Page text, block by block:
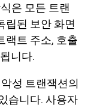
은 모든 트랜
립된 보안 화면
랙트 주소, 호출
니다.
성 트랜잭션의
습니다. 사용자